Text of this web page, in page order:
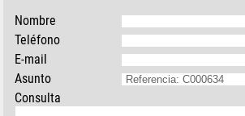
Nombre
Teléfono
E-mail
Asunto
Consulta